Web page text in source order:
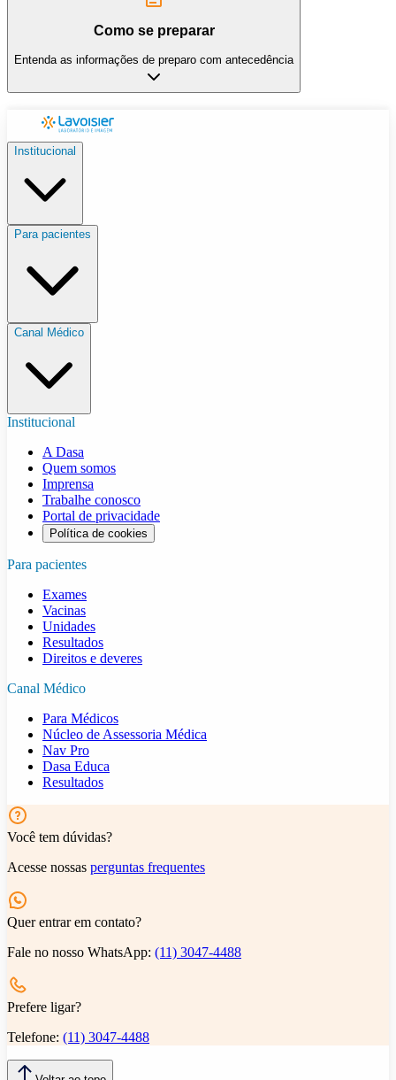
Como se preparar
Entenda as informações de preparo com antecedência
Institucional
Para pacientes
Canal Médico
Institucional
A Dasa
Quem somos
Imprensa
Trabalhe conosco
Portal de privacidade
Política de cookies
Para pacientes
Exames
Vacinas
Unidades
Resultados
Direitos e deveres
Canal Médico
Para Médicos
Núcleo de Assessoria Médica
Nav Pro
Dasa Educa
Resultados
Você tem dúvidas?
Acesse nossas perguntas frequentes
Quer entrar em contato?
Fale no nosso WhatsApp: (11) 3047-4488
Prefere ligar?
Telefone: (11) 3047-4488